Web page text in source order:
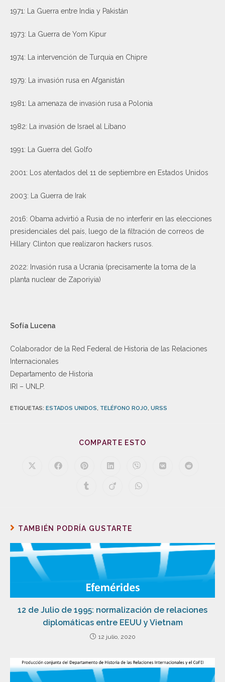
1971: La Guerra entre India y Pakistán
1973: La Guerra de Yom Kipur
1974: La intervención de Turquía en Chipre
1979: La invasión rusa en Afganistán
1981: La amenaza de invasión rusa a Polonia
1982: La invasión de Israel al Líbano
1991: La Guerra del Golfo
2001: Los atentados del 11 de septiembre en Estados Unidos
2003: La Guerra de Irak
2016: Obama advirtió a Rusia de no interferir en las elecciones
presidenciales del país, luego de la filtración de correos de
Hillary Clinton que realizaron hackers rusos.
2022: Invasión rusa a Ucrania (precisamente la toma de la
planta nuclear de Zaporiyia)
Sofía Lucena
Colaborador de la Red Federal de Historia de las Relaciones
Internacionales
Departamento de Historia
IRI – UNLP.
ETIQUETAS: ESTADOS UNIDOS, TELÉFONO ROJO, URSS
COMPARTE ESTO
TAMBIÉN PODRÍA GUSTARTE
12 de Julio de 1995: normalización de relaciones
diplomáticas entre EEUU y Vietnam
12 julio, 2020